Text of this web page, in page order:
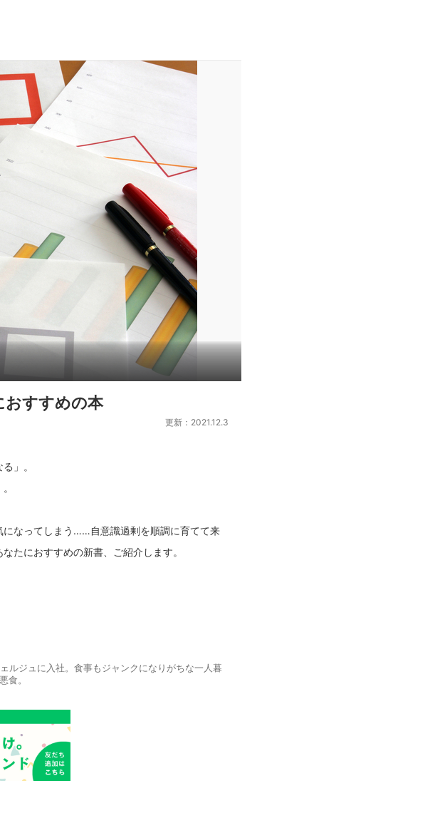
おすすめの本
更新：2021.12.3
」。
なってしまう……自意識過剰を順調に育てて来
ルジュに入社。食事もジャンクになりがちな一人暮
食。